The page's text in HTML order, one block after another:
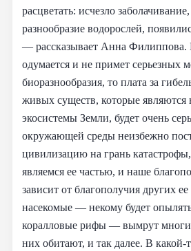
расцветать: исчезло
разнообразие водорослей,
— рассказывает Анна Филиппова.
одумается и не примет серьезных
биоразнообразия, то плата за
живых существ, которые являются
экосистемы Земли, будет очень
окружающей среды неизбежно
цивилизацию на грань
являемся ее частью, и наше
зависит от благополучия других
насекомые — некому будет
коралловые рифы — вымрут
них обитают, и так далее. В